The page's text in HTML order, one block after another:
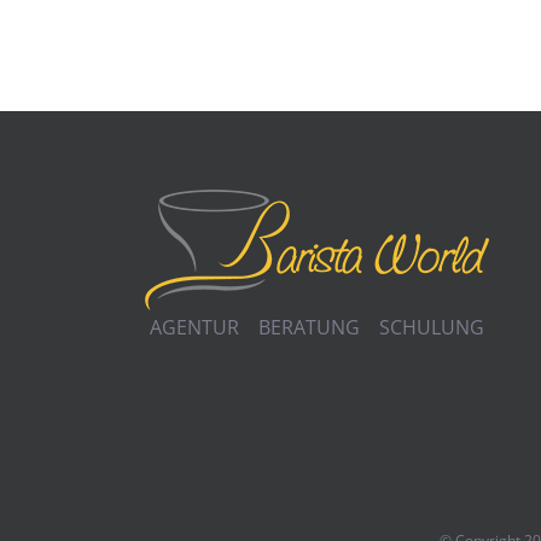
AGENTUR BERATUNG SCHULUNG